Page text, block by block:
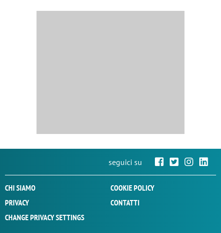
seguici su
CHI SIAMO
COOKIE POLICY
PRIVACY
CONTATTI
CHANGE PRIVACY SETTINGS